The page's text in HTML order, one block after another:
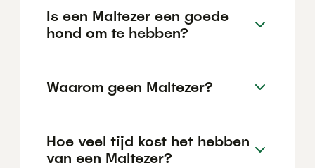
Is een Maltezer een goede
hond om te hebben?
Waarom geen Maltezer?
Hoe veel tijd kost het hebben
van een Maltezer?